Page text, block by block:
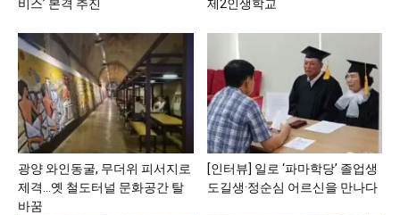
비스’ 본격 추진
제2인생학교
광양 와인동굴, 무더위 피서지로
제격…옛 철도터널 문화공간 탈
바꿈
[인터뷰] 일로 ‘파마학당’ 졸업생
도길생·정순심 어르신을 만나다